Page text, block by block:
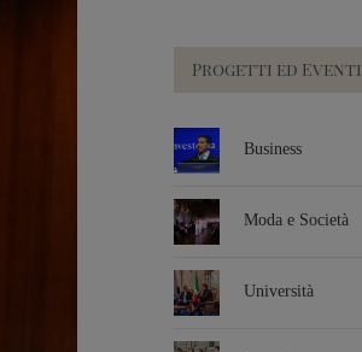
Progetti ed Eventi
Business
Moda e Società
Università